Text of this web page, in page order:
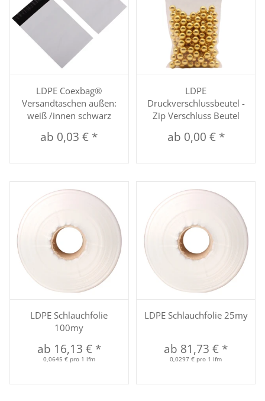
LDPE Coexbag®
Versandtaschen außen:
weiß /innen schwarz
ab 0,03 € *
LDPE
Druckverschlussbeutel -
Zip Verschluss Beutel
ab 0,00 € *
LDPE Schlauchfolie
100my
ab 16,13 € *
0,0645 € pro 1 lfm
LDPE Schlauchfolie 25my
ab 81,73 € *
0,0297 € pro 1 lfm